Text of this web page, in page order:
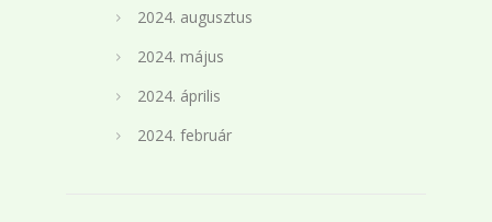
2024. augusztus
2024. május
2024. április
2024. február